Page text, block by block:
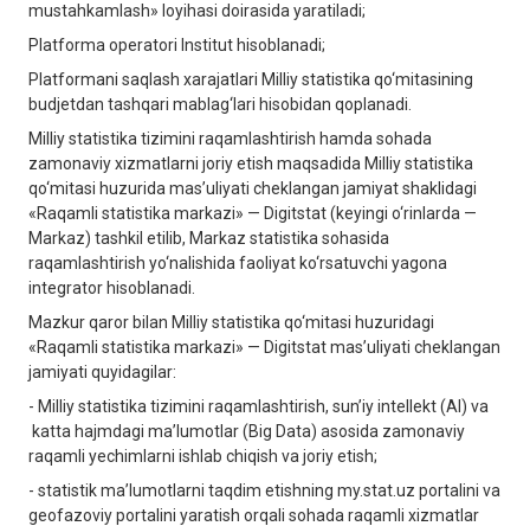
mustahkamlash» loyihasi doirasida yaratiladi;
Platforma operatori Institut hisoblanadi;
Platformani saqlash xarajatlari Milliy statistika qo‘mitasining
budjetdan tashqari mablag‘lari hisobidan qoplanadi.
Milliy statistika tizimini raqamlashtirish hamda sohada
zamonaviy xizmatlarni joriy etish maqsadida Milliy statistika
qo‘mitasi huzurida mas’uliyati cheklangan jamiyat shaklidagi
«Raqamli statistika markazi» — Digitstat (keyingi o‘rinlarda —
Markaz) tashkil etilib, Markaz statistika sohasida
raqamlashtirish yo‘nalishida faoliyat ko‘rsatuvchi yagona
integrator hisoblanadi.
Mazkur qaror bilan Milliy statistika qo‘mitasi huzuridagi
«Raqamli statistika markazi» — Digitstat mas’uliyati cheklangan
jamiyati quyidagilar:
- Milliy statistika tizimini raqamlashtirish, sun’iy intellekt (AI) va
katta hajmdagi ma’lumotlar (Big Data) asosida zamonaviy
raqamli yechimlarni ishlab chiqish va joriy etish;
- statistik ma’lumotlarni taqdim etishning my.stat.uz portalini va
geofazoviy portalini yaratish orqali sohada raqamli xizmatlar